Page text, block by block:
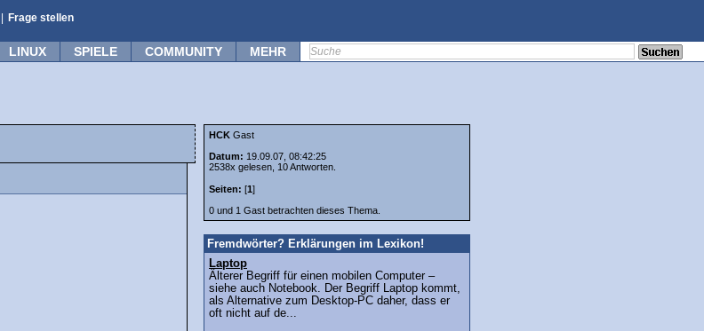
Frage stellen
LINUX SPIELE COMMUNITY MEHR
HCK Gast
Datum: 19.09.07, 08:42:25
2538x gelesen, 10 Antworten.
Seiten: [1]
0 und 1 Gast betrachten dieses Thema.
Fremdwörter? Erklärungen im Lexikon!
Laptop
Älterer Begriff für einen mobilen Computer –
siehe auch Notebook. Der Begriff Laptop kommt,
als Alternative zum Desktop-PC daher, dass er
oft nicht auf de...